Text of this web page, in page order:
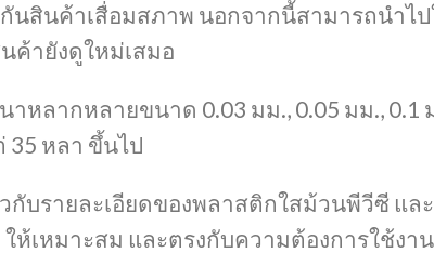
นสินค้าเสื่อมสภาพ นอกจากนี้สามารถนำไ
ค้ายังดูใหม่เสมอ
าหลากหลายขนาด 0.03 มม., 0.05 มม., 0.1
35 หลา ขึ้นไป
บรายละเอียดของพลาสติกใสม้วนพีวีซี แล
ห้เหมาะสม และตรงกับความต้องการใช้งา